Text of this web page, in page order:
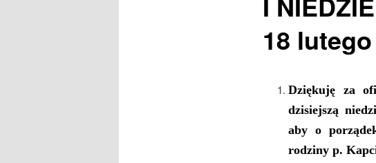
18
Dziękuję za
dzisiejszą
aby o
rodzinyp.